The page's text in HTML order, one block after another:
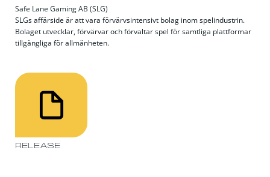
Safe Lane Gaming AB (SLG)
SLGs affärside är att vara förvärvsintensivt bolag inom spelindustrin.
Bolaget utvecklar, förvärvar och förvaltar spel för samtliga plattformar
tillgängliga för allmänheten.
RELEASE